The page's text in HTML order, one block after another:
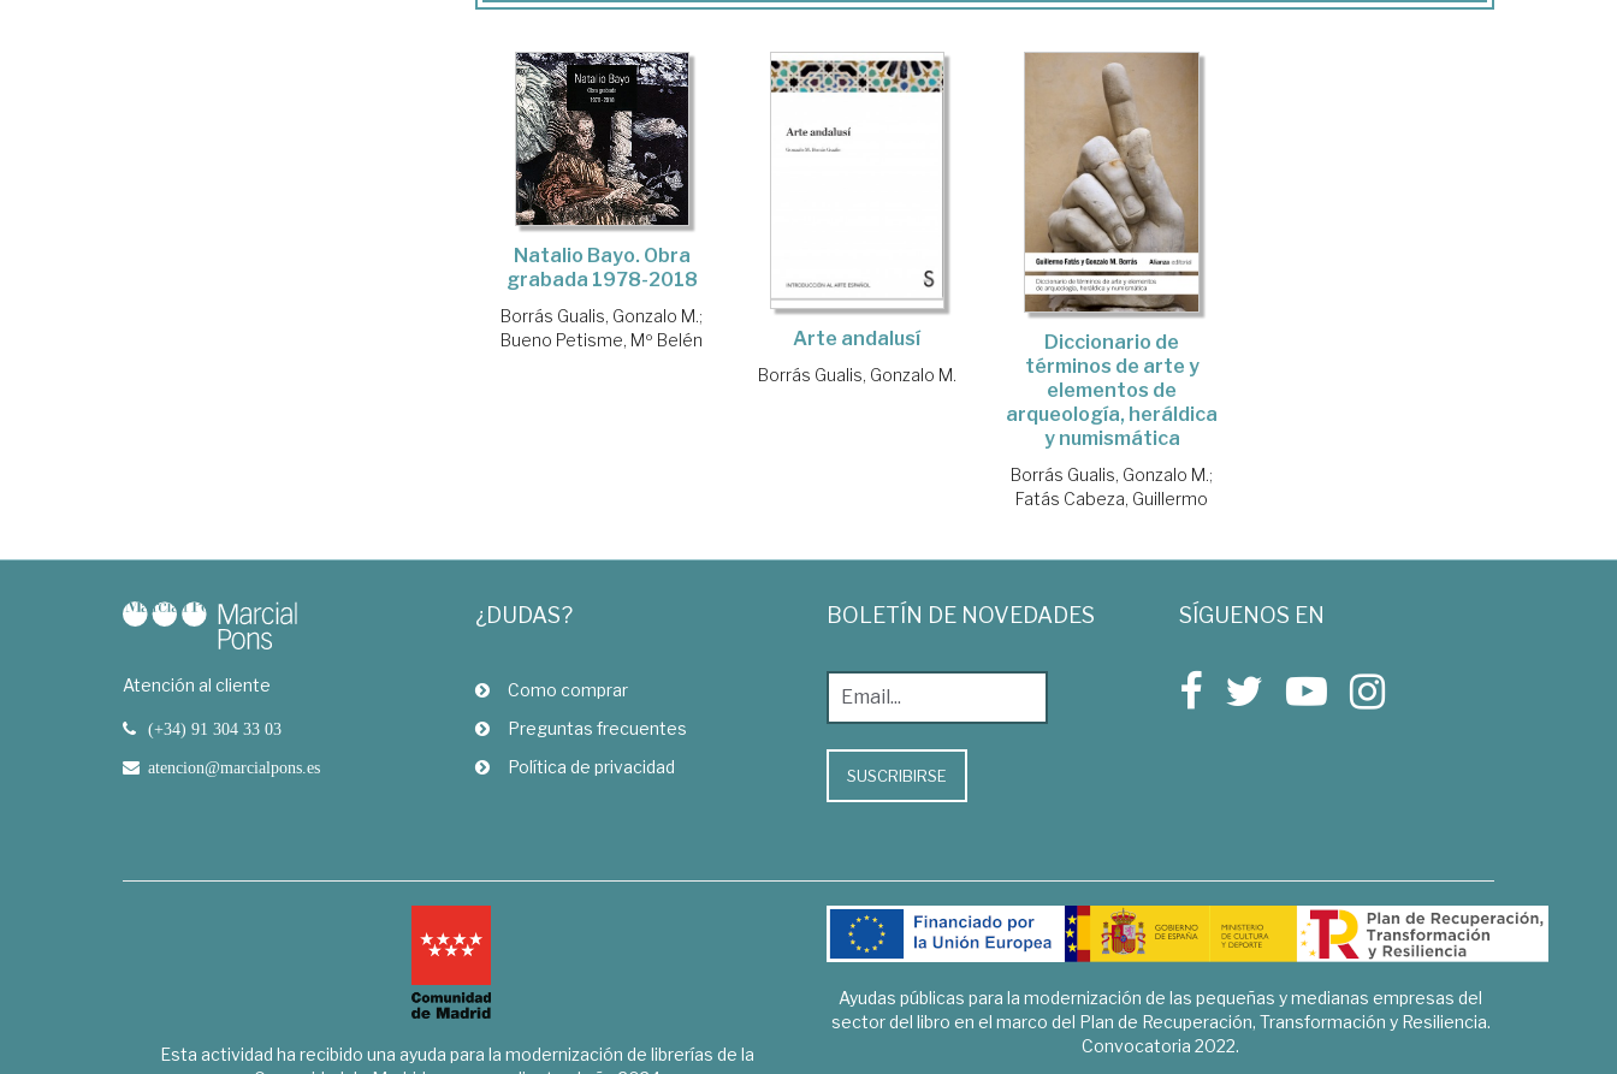
Natalio Bayo. Obra
grabada 1978-2018
Borrás Gualis, Gonzalo M.;
Bueno Petisme, Mº Belén
Arte andalusí
Borrás Gualis, Gonzalo M.
Diccionario de
términos de arte y
elementos de
arqueología, heráldica
y numismática
Borrás Gualis, Gonzalo M.;
Fatás Cabeza, Guillermo
Atención al cliente
(+34) 91 304 33 03
atencion@marcialpons.es
¿DUDAS?
Como comprar
Preguntas frecuentes
Política de privacidad
BOLETÍN DE NOVEDADES
SUSCRIBIRSE
SÍGUENOS EN
Esta actividad ha recibido una ayuda para la modernización de librerías de la
Ayudas públicas para la modernización de las pequeñas y medianas empresas del
sector del libro en el marco del Plan de Recuperación, Transformación y Resiliencia.
Convocatoria 2022.